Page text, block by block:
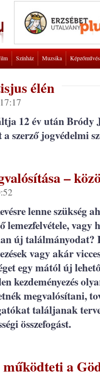
Színház Muzsika
élén
12 év után Bródy
szerző jogvédelmi
–
lenne szükség
lemezfelvétele, vagy
új
vagy akár
egy mától új
kezdeményezés
megvalósítani,
találjanak
összefogást.
a